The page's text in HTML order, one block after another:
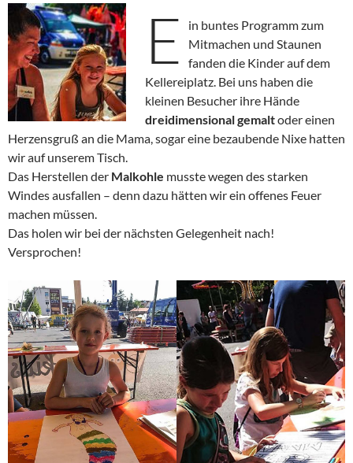
E
in buntes Programm zum
Mitmachen und Staunen
fanden die Kinder auf dem
Kellereiplatz. Bei uns haben die
kleinen Besucher ihre Hände
dreidimensional gemaltoder einen
Herzensgruß an die Mama, sogar eine bezaubende Nixe hatten
wir auf unserem Tisch.
Das Herstellen der Malkohle musste wegen des starken
Windes ausfallen – denn dazu hätten wir ein offenes Feuer
machen müssen.
Das holen wir bei der nächsten Gelegenheit nach!
Versprochen!